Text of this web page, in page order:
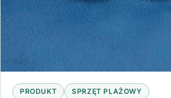
PRODUKT SPRZĘT PLAŻOWY